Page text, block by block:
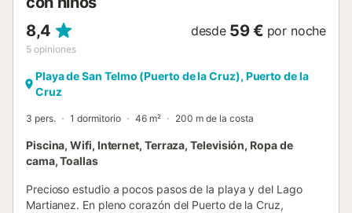
8,4
5 opiniones
desde 59 € por noche
Playa de San Telmo (Puerto de la Cruz), Puerto de la
Cruz
3 pers. 1 dormitorio 46 m² 200 m de la costa
Piscina, Wifi, Internet, Terraza, Televisión, Ropa de
cama, Toallas
Precioso estudio a pocos pasos de la playa y del Lago
Martianez. En pleno corazón del Puerto de la Cruz,